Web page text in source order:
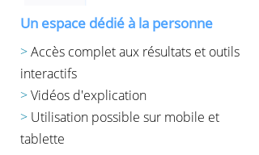
Un espace dédié à la personne
>Accès complet aux résultats et outils
interactifs
>Vidéos d'explication
> Utilisation possible sur mobile et
tablette